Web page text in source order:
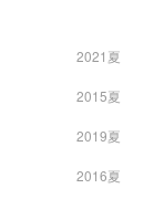
2021夏
2015夏
2019夏
2016夏